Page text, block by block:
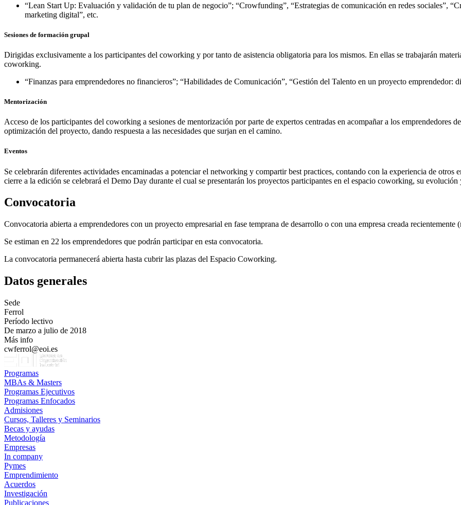
“Lean Start Up: Evaluación y validación de tu plan de negocio”; “Crowfunding”, “Estrategias de comunicación en redes sociales”,
marketing digital”, etc.
Sesiones de formación grupal
Dirigidas exclusivamente a los participantes del coworking y por tanto de asistencia obligatoria para los mismos. En ellas se trabajarán
coworking.
“Finanzas para emprendedores no financieros”; “Habilidades de Comunicación”, “Gestión del Talento en un proyecto emprendedor:
Mentorización
Acceso de los participantes del coworking a sesiones de mentorización por parte de expertos centradas en acompañar a los emprendedores
optimización del proyecto, dando respuesta a las necesidades que surjan en el camino.
Eventos
Se celebrarán diferentes actividades encaminadas a potenciar el networking y compartir best practices, contando con la experiencia de otros
cierre a la edición se celebrará el Demo Day durante el cual se presentarán los proyectos participantes en el espacio coworking, su
Convocatoria
Convocatoria abierta a emprendedores con un proyecto empresarial en fase temprana de desarrollo o con una empresa creada
Se estiman en 22 los emprendedores que podrán participar en esta convocatoria.
La convocatoria permanecerá abierta hasta cubrir las plazas del Espacio Coworking.
Datos generales
Sede
Ferrol
Período lectivo
De marzo a julio de 2018
Más info
cwferrol@eoi.es
Programas
MBAs & Masters
Programas Ejecutivos
Programas Enfocados
Admisiones
Cursos, Talleres y Seminarios
Becas y ayudas
Metodología
Empresas
In company
Pymes
Emprendimiento
Acuerdos
Investigación
Publicaciones